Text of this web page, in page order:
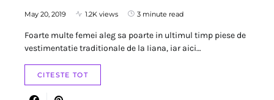
May 20, 2019 1.2K views 3 minute read
Foarte multe femei aleg sa poarte in ultimul timp piese de
vestimentatie traditionale de la Iiana, iar aici…
CITESTE TOT